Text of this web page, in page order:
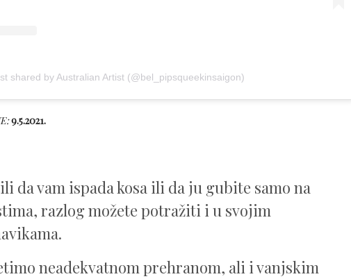
shared by Australian Artist (@bel_pipsqueekinsaigon)
9.5.2021.
da vam ispada kosa ili da ju gubite samo na
razlog možete potražiti i u svojim
neadekvatnom prehranom, ali i vanjskim